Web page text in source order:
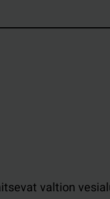
valtion